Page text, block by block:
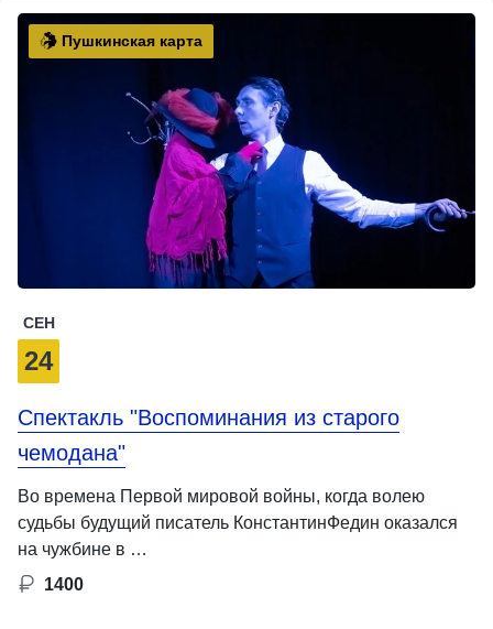
Пушкинская карта
СЕН
24
Спектакль "Воспоминания из старого
чемодана"
Во времена Первой мировой войны, когда волею
судьбы будущий писатель КонстантинФедин оказался
на чужбине в …
1400